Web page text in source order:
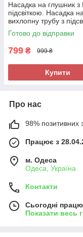
Насадка на глушник з
підсвіткою. Насадка
вихлопну трубу з
Червона Carbon Pro
Готово до відправки
799 ₴ 999 ₴
Купити
Про нас
98% позитивних з
Працює з
м. Одеса
Одеса, Україна
Контакти
Сьогодні
Показати весь